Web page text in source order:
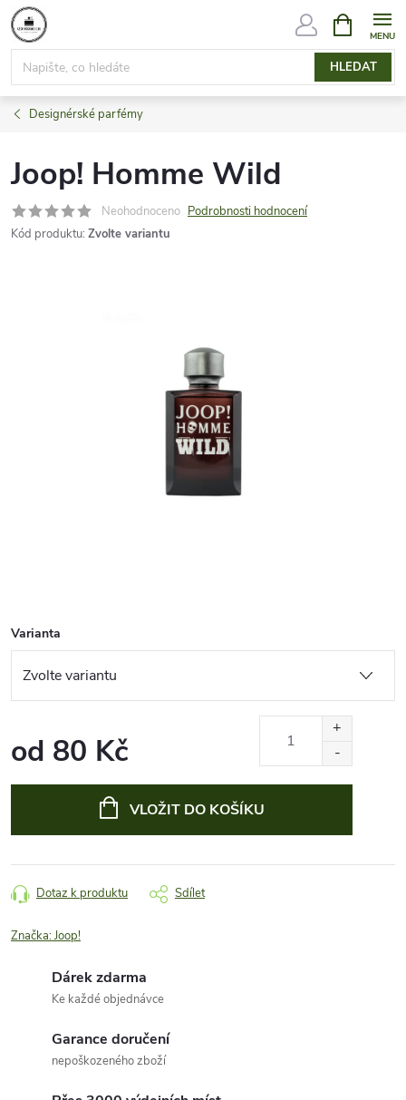
Přejít
na
obsah
HLEDAT
NÁKUPNÍ
KOŠÍK
Designérské parfémy
Joop! Homme Wild
Neohodnoceno Podrobnosti hodnocení
Kód produktu: Zvolte variantu
Varianta
od 80 Kč
VLOŽIT DO KOŠÍKU
Dotaz k produktu Sdílet
Značka:Joop!
Dárek zdarma
Ke každé objednávce
Garance doručení
nepoškozeného zboží